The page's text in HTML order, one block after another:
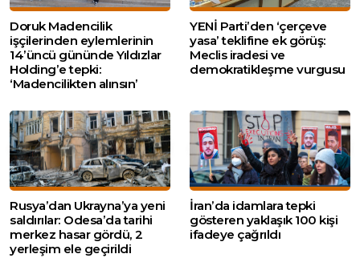
Doruk Madencilik
işçilerinden eylemlerinin
14’üncü gününde Yıldızlar
Holding’e tepki:
‘Madencilikten alınsın’
YENİ Parti’den ‘çerçeve
yasa’ teklifine ek görüş:
Meclis iradesi ve
demokratikleşme vurgusu
Rusya’dan Ukrayna’ya yeni
saldırılar: Odesa’da tarihi
merkez hasar gördü, 2
yerleşim ele geçirildi
İran’da idamlara tepki
gösteren yaklaşık 100 kişi
ifadeye çağrıldı